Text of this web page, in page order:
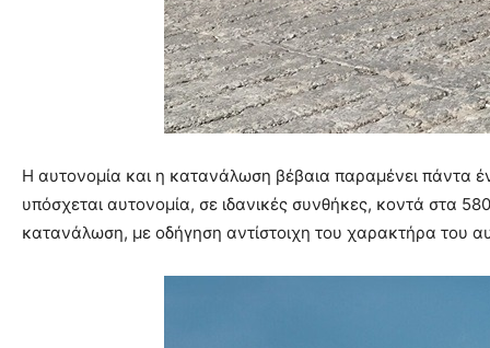
Η αυτονομία και η κατανάλωση βέβαια παραμένει πάντα
υπόσχεται αυτονομία, σε ιδανικές συνθήκες, κοντά στα
κατανάλωση, με οδήγηση αντίστοιχη του χαρακτήρα του